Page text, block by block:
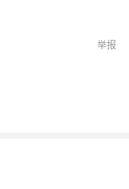
举报